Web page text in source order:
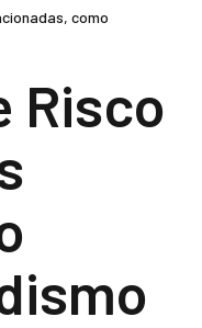
como
Risco